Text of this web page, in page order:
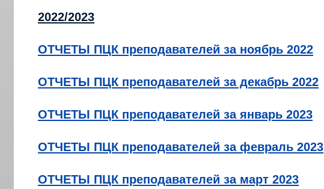
2022/2023
ОТЧЕТЫ ПЦК преподавателей за ноябрь 2022
ОТЧЕТЫ ПЦК преподавателей за декабрь 2022
ОТЧЕТЫ ПЦК преподавателей за январь 2023
ОТЧЕТЫ ПЦК преподавателей за февраль 2023
ОТЧЕТЫ ПЦК преподавателей за март 2023